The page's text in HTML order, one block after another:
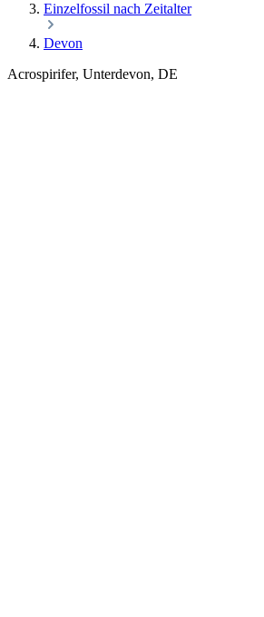
Einzelfossil nach Zeitalter
Devon
Acrospirifer, Unterdevon, DE